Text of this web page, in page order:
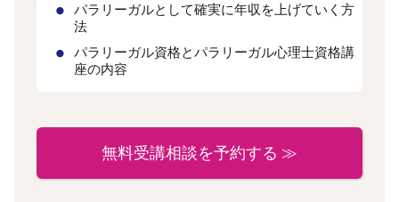
パラリーガルとして確実に年収を上げていく方
法
パラリーガル資格とパラリーガル心理士資格講
座の内容
無料受講相談を予約する ≫